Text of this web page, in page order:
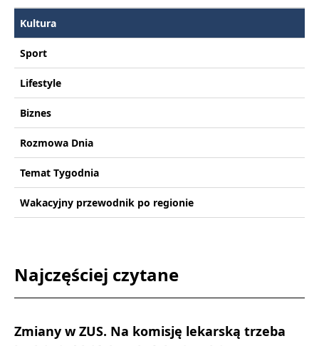
Kultura
Sport
Lifestyle
Biznes
Rozmowa Dnia
Temat Tygodnia
Wakacyjny przewodnik po regionie
Najczęściej czytane
Zmiany w ZUS. Na komisję lekarską trzeba